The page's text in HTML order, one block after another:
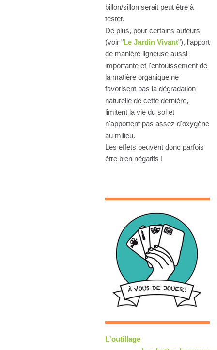
billon/sillon serait peut être à
tester.
De plus, pour certains auteurs
(voir "Le Jardin Vivant"), l'apport
de manière ligneuse aussi
importante et l'enfouissement de
la matière organique ne
favorisent pas la dégradation
naturelle de cette dernière,
limitent la vie du sol et
n'apportent pas assez d'oxygène
au milieu.
Les effets peuvent donc parfois
être bien négatifs !
L'outillage